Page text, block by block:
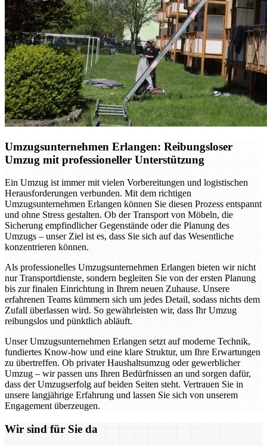
Umzugsunternehmen Erlangen: Reibungsloser
Umzug mit professioneller Unterstützung
Ein Umzug ist immer mit vielen Vorbereitungen und logistischen
Herausforderungen verbunden. Mit dem richtigen
Umzugsunternehmen Erlangen können Sie diesen Prozess entspannt
und ohne Stress gestalten. Ob der Transport von Möbeln, die
Sicherung empfindlicher Gegenstände oder die Planung des
Umzugs – unser Ziel ist es, dass Sie sich auf das Wesentliche
konzentrieren können.
Als professionelles Umzugsunternehmen Erlangen bieten wir nicht
nur Transportdienste, sondern begleiten Sie von der ersten Planung
bis zur finalen Einrichtung in Ihrem neuen Zuhause. Unsere
erfahrenen Teams kümmern sich um jedes Detail, sodass nichts dem
Zufall überlassen wird. So gewährleisten wir, dass Ihr Umzug
reibungslos und pünktlich abläuft.
Unser Umzugsunternehmen Erlangen setzt auf moderne Technik,
fundiertes Know-how und eine klare Struktur, um Ihre Erwartungen
zu übertreffen. Ob privater Haushaltsumzug oder gewerblicher
Umzug – wir passen uns Ihren Bedürfnissen an und sorgen dafür,
dass der Umzugserfolg auf beiden Seiten steht. Vertrauen Sie in
unsere langjährige Erfahrung und lassen Sie sich von unserem
Engagement überzeugen.
Wir sind für Sie da